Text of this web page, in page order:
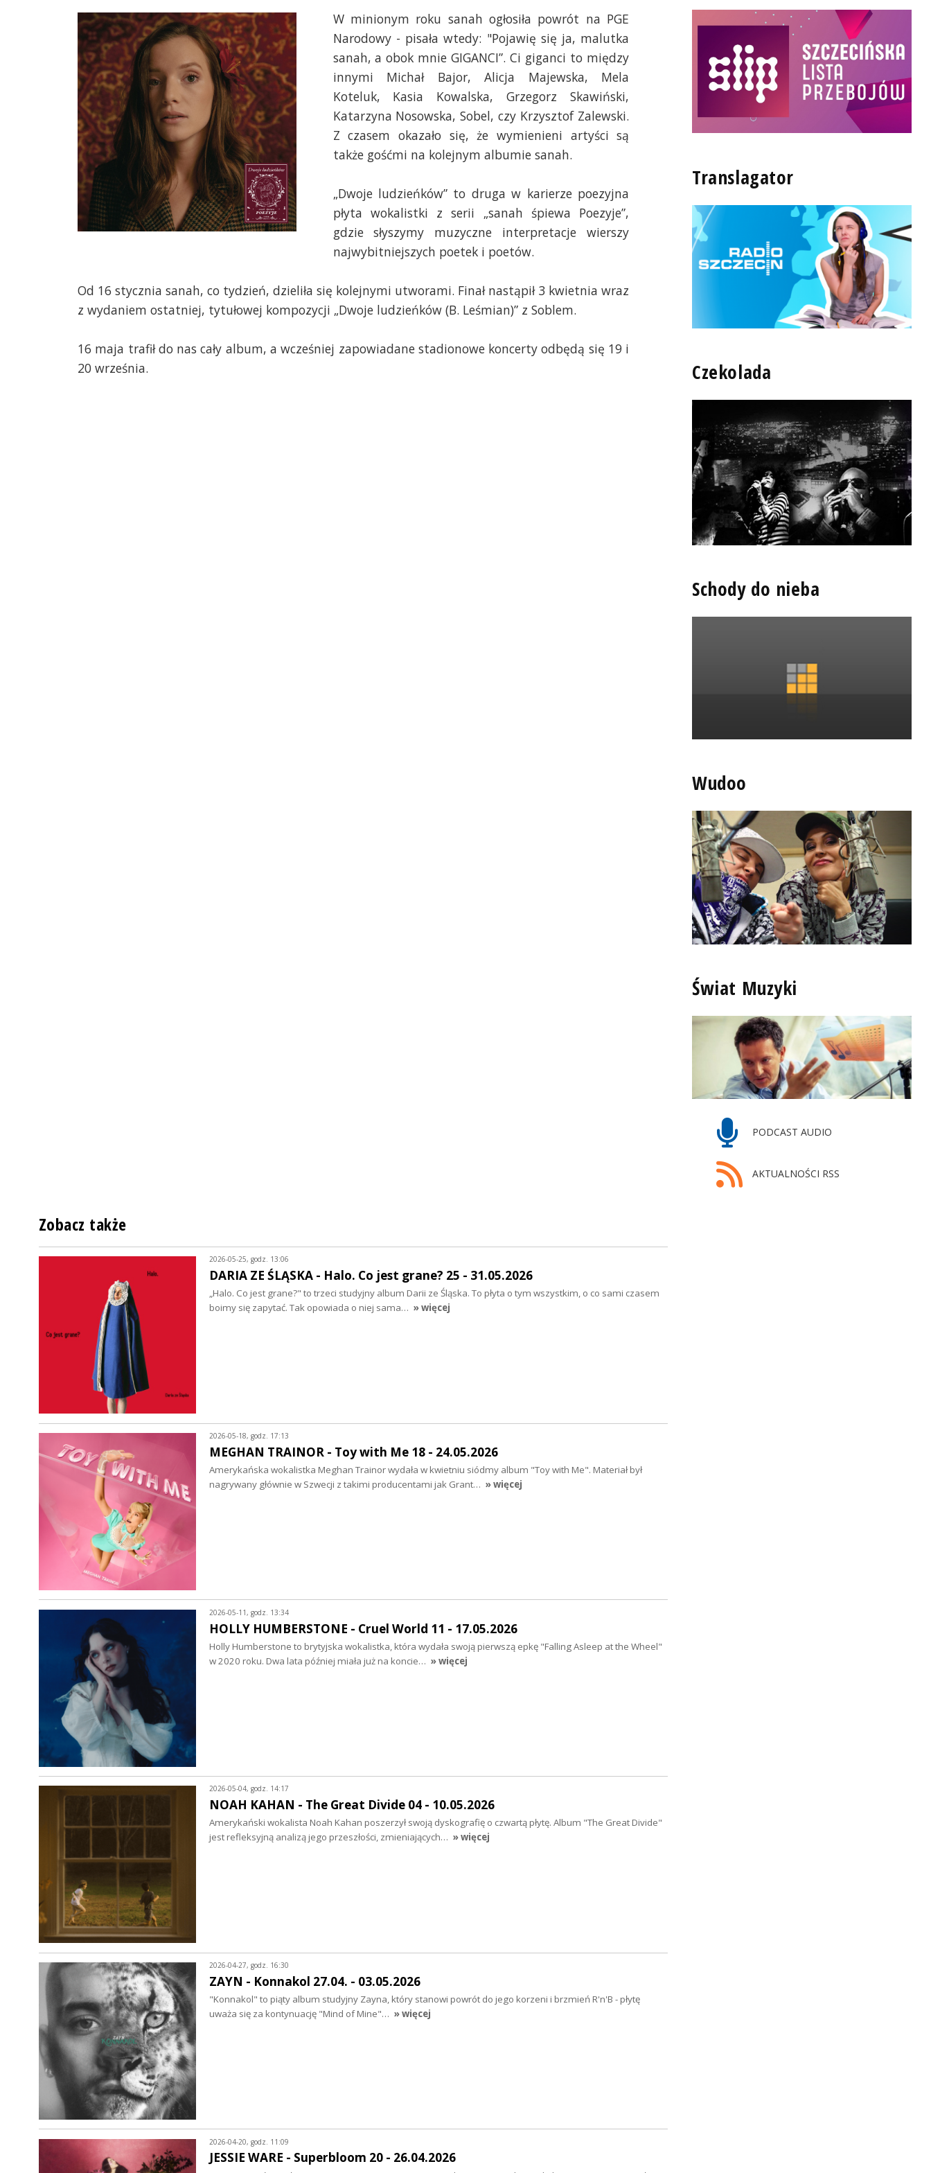
W minionym roku sanah ogłosiła powrót na PGE
Narodowy - pisała wtedy: "Pojawię się ja, malutka
sanah, a obok mnie GIGANCI”. Ci giganci to między
innymi Michał Bajor, Alicja Majewska, Mela
Koteluk, Kasia Kowalska, Grzegorz Skawiński,
Katarzyna Nosowska, Sobel, czy Krzysztof Zalewski.
Z czasem okazało się, że wymienieni artyści są
także gośćmi na kolejnym albumie sanah.
„Dwoje ludzieńków” to druga w karierze poezyjna
płyta wokalistki z serii „sanah śpiewa Poezyje”,
gdzie słyszymy muzyczne interpretacje wierszy
najwybitniejszych poetek i poetów.
Od 16 stycznia sanah, co tydzień, dzieliła się kolejnymi utworami. Finał nastąpił 3 kwietnia wraz
z wydaniem ostatniej, tytułowej kompozycji „Dwoje ludzieńków (B. Leśmian)” z Soblem.
16 maja trafił do nas cały album, a wcześniej zapowiadane stadionowe koncerty odbędą się 19 i
20 września.
Translagator
Czekolada
Schody do nieba
Wudoo
Świat Muzyki
PODCAST AUDIO
AKTUALNOŚCI RSS
Zobacz także
2026-05-25, godz. 13:06
DARIA ZE ŚLĄSKA - Halo. Co jest grane? 25 - 31.05.2026
„Halo. Co jest grane?" to trzeci studyjny album Darii ze Śląska. To płyta o tym wszystkim, o co sami czasem
boimy się zapytać. Tak opowiada o niej sama… » więcej
2026-05-18, godz. 17:13
MEGHAN TRAINOR - Toy with Me 18 - 24.05.2026
Amerykańska wokalistka Meghan Trainor wydała w kwietniu siódmy album "Toy with Me". Materiał był
nagrywany głównie w Szwecji z takimi producentami jak Grant… » więcej
2026-05-11, godz. 13:34
HOLLY HUMBERSTONE - Cruel World 11 - 17.05.2026
Holly Humberstone to brytyjska wokalistka, która wydała swoją pierwszą epkę "Falling Asleep at the Wheel"
w 2020 roku. Dwa lata później miała już na koncie… » więcej
2026-05-04, godz. 14:17
NOAH KAHAN - The Great Divide 04 - 10.05.2026
Amerykański wokalista Noah Kahan poszerzył swoją dyskografię o czwartą płytę. Album "The Great Divide"
jest refleksyjną analizą jego przeszłości, zmieniających… » więcej
2026-04-27, godz. 16:30
ZAYN - Konnakol 27.04. - 03.05.2026
"Konnakol" to piąty album studyjny Zayna, który stanowi powrót do jego korzeni i brzmień R'n'B - płytę
uważa się za kontynuację "Mind of Mine"… » więcej
2026-04-20, godz. 11:09
JESSIE WARE - Superbloom 20 - 26.04.2026